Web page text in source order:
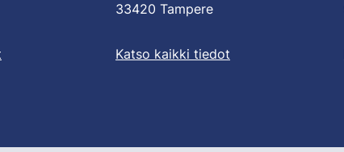
33420 Tampere
Katso kaikki tiedot